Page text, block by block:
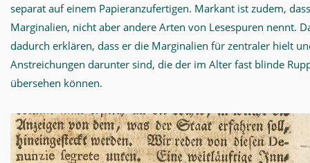
separat auf einem Papieranzufertigen. Markant ist zudem,
Marginalien, nicht aber andere Arten von Lesespuren nennt.
dadurch erklären, dass er die Marginalien für zentraler hielt
Anstreichungen darunter sind, die der im Alter fast blinde
übersehen können.